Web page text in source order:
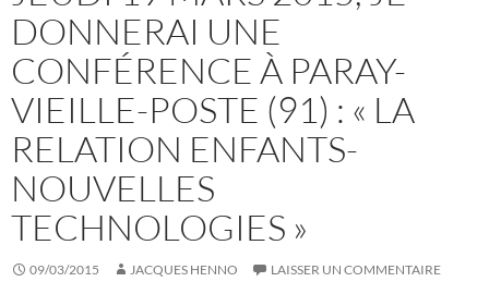
DONNERAI UNE
CONFÉRENCE À PARAY-
VIEILLE-POSTE (91) : « LA
RELATION ENFANTS-
NOUVELLES
TECHNOLOGIES »
09/03/2015 JACQUES HENNO LAISSER UN COMMENTAIRE